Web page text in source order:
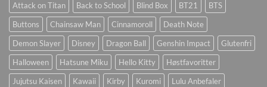
Attack on Titan Back to School Blind Box BT21
BTS
Buttons
Chainsaw Man Cinnamoroll
Death Note
Demon Slayer
Disney Dragon Ball Genshin Impact
Glutenfri
Halloween
Hatsune Miku Hello Kitty
Høstfavoritter
Jujutsu Kaisen
Kawaii Kirby Kuromi
Lulu Anbefaler